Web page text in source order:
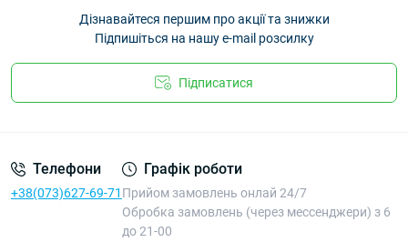
Дізнавайтеся першим про акції та знижки
Підпишіться на нашу e-mail розсилку
Підписатися
Телефони
+38(073)627-69-71
Графік роботи
Прийом замовлень онлай 24/7
Обробка замовлень (через мессенджери) з 6
до 21-00